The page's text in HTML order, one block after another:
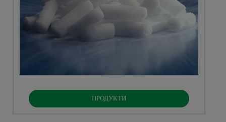
ПРОДУКТИ